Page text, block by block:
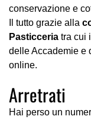
conservazione e
Il tutto grazie alla
Pasticceria tra cui i
delle Accademie e
online.
Arretrati
Hai perso un